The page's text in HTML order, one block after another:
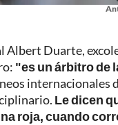
Albert Duarte,
"es un árbitro de
internacionales
Le dicen
roja, cuando